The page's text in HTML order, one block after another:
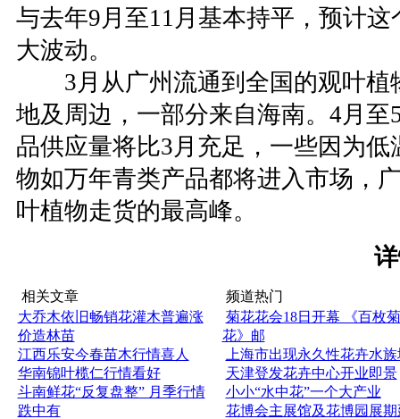
与去年9月至11月基本持平，预计
大波动。
3月从广州流通到全国的观叶植
地及周边，一部分来自海南。4月至
品供应量将比3月充足，一些因为
物如万年青类产品都将进入市场，
叶植物走货的最高峰。
相关文章
大乔木依旧畅销花灌木普遍涨
价造林苗
江西乐安今春苗木行情喜人
华南锦叶榄仁行情看好
斗南鲜花“反复盘整” 月季行情
跌中有
频道热门
菊花花会18日开幕 《百枚菊
花》邮
上海市出现永久性花卉水族
天津登发花卉中心开业即景
小小“水中花”一个大产业
花博会主展馆及花博园展期